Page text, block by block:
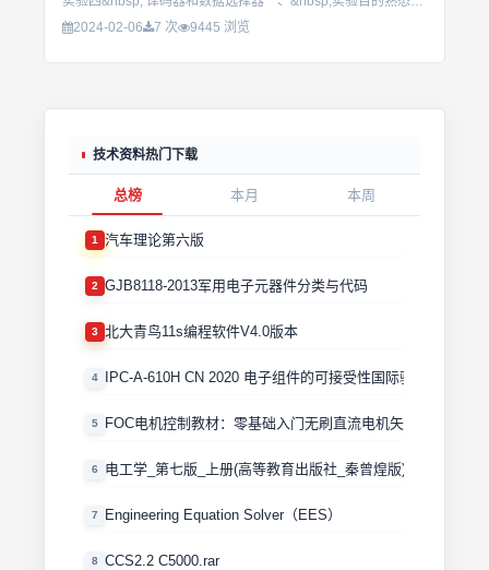
2024-02-06
7 次 9445 浏览
技术资料热门下载
总榜 本月 本周
1 汽车理论第六版
2 GJB8118-2013军用电子元器件分类与代码
3 北大青鸟11s编程软件V4.0版本
4 IPC-A-610H CN 2020 电子组件的可接受性国际验收标准
5 FOC电机控制教材：零基础入门无刷直流电机矢量控制技术
6 电工学_第七版_上册(高等教育出版社_秦曾煌版)
7 Engineering Equation Solver（EES）
8 CCS2.2 C5000.rar